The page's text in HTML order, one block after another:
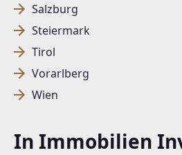
Salzburg
Steiermark
Tirol
Vorarlberg
Wien
In Immobilien